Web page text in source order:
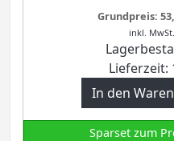
Grundpreis:
inkl. MwSt.
Lieferzeit:
In den
Sparset zum